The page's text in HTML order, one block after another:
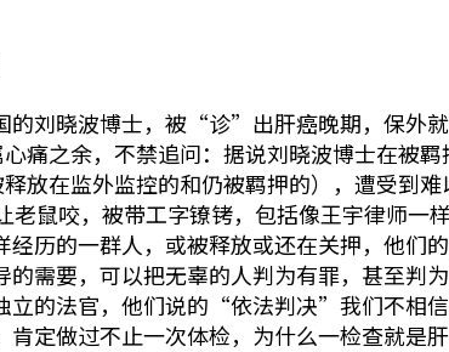
的刘晓波博士，被“诊”出肝癌晚期，保外
痛之余，不禁追问：据说刘晓波博士在被
放在监外监控的和仍被羁押的），遭受到
老鼠咬，被带工字镣铐，包括像王宇律师一
历的一群人，或被释放或还在关押，他们
需要，可以把无辜的人判为有罪，甚至判
立的法官，他们说的“依法判决”我们不
定做过不止一次体检，为什么一检查就是肝